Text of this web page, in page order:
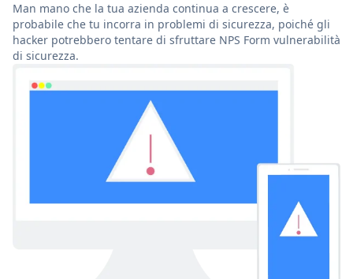
Man mano che la tua azienda continua a crescere, è
probabile che tu incorra in problemi di sicurezza, poiché gli
hacker potrebbero tentare di sfruttare NPS Form vulnerabilità
di sicurezza.